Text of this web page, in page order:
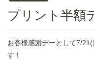
プリント半
お客様感謝デーとして7/
す！